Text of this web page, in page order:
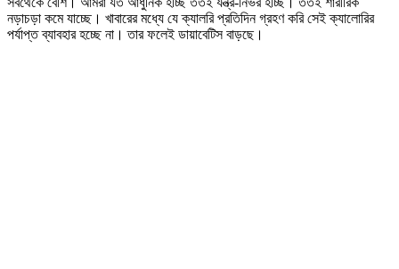
নড়াচড়া কমে যাচ্ছে। খাবারের মধ্যে যে ক্যালরি প্রতিদিন গ্রহণ করি সেই ক্যালোরির
পর্যাপ্ত ব্যাবহার হচ্ছে না। তার ফলেই ডায়াবেটিস বাড়ছে।